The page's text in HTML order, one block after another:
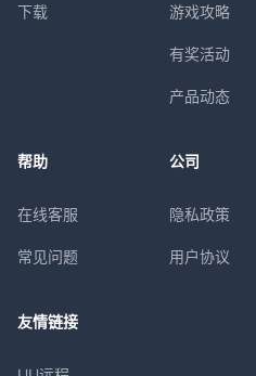
下载 游戏攻略
有奖活动
产品动态
帮助
在线客服
常见问题
公司
隐私政策
用户协议
友情链接